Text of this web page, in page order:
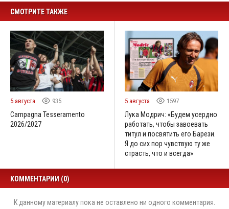
СМОТРИТЕ ТАКЖЕ
5 августа 935
Campagna Tesseramento
2026/2027
5 августа 1597
Лука Модрич: «Будем усердно
работать, чтобы завоевать
титул и посвятить его Барези.
Я до сих пор чувствую ту же
страсть, что и всегда»
КОММЕНТАРИИ (0)
К данному материалу пока не оставлено ни одного комментария.